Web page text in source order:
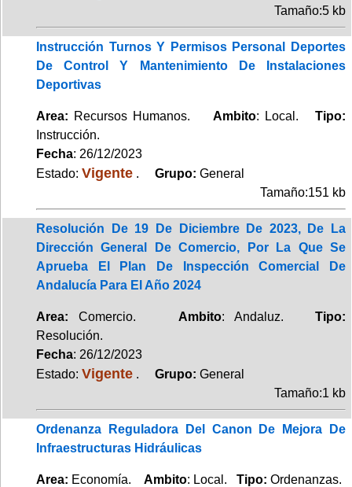
Tamaño:5 kb
Instrucción Turnos Y Permisos Personal Deportes
De Control Y Mantenimiento De Instalaciones
Deportivas
Area: Recursos Humanos. Ambito: Local.Tipo:
Instrucción.
Fecha: 26/12/2023
Estado: Vigente . Grupo: General
Tamaño:151 kb
Resolución De 19 De Diciembre De 2023, De La
Dirección General De Comercio, Por La Que Se
Aprueba El Plan De Inspección Comercial De
Andalucía Para El Año 2024
Area: Comercio. Ambito: Andaluz.Tipo:
Resolución.
Fecha: 26/12/2023
Estado: Vigente . Grupo: General
Tamaño:1 kb
Ordenanza Reguladora Del Canon De Mejora De
Infraestructuras Hidráulicas
Area: Economía. Ambito: Local. Tipo: Ordenanzas.